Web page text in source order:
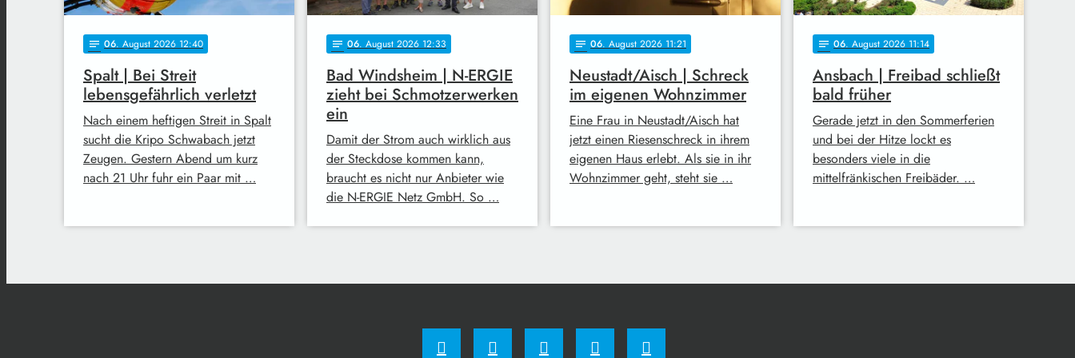
notes 06. August 2026 12:40
Spalt | Bei Streit
lebensgefährlich verletzt
Nach einem heftigen Streit in Spalt
sucht die Kripo Schwabach jetzt
Zeugen. Gestern Abend um kurz
nach 21 Uhr fuhr ein Paar mit …
notes 06. August 2026 12:33
Bad Windsheim | N-ERGIE
zieht bei Schmotzerwerken
ein
Damit der Strom auch wirklich aus
der Steckdose kommen kann,
braucht es nicht nur Anbieter wie
die N-ERGIE Netz GmbH. So …
notes 06. August 2026 11:21
Neustadt/Aisch | Schreck
im eigenen Wohnzimmer
Eine Frau in Neustadt/Aisch hat
jetzt einen Riesenschreck in ihrem
eigenen Haus erlebt. Als sie in ihr
Wohnzimmer geht, steht sie …
notes 06. August 2026 11:14
Ansbach | Freibad schließt
bald früher
Gerade jetzt in den Sommerferien
und bei der Hitze lockt es
besonders viele in die
mittelfränkischen Freibäder. …